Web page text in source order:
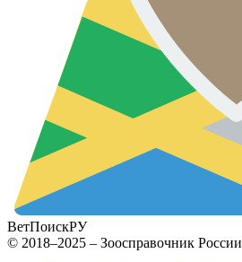
ВетПоискРУ
© 2018–2025 – Зоосправочник России